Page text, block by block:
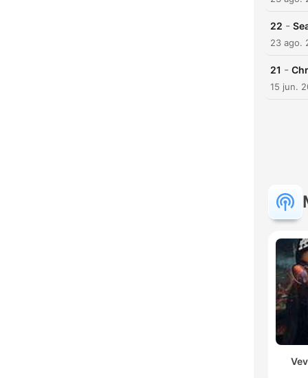
22 -
23 ago.
21 -
15 jun.